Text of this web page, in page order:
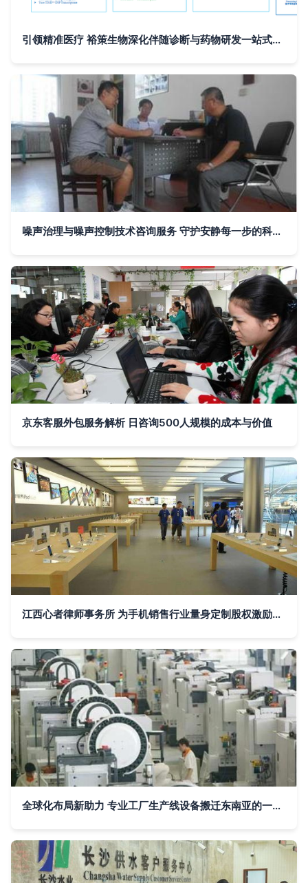
引领精准医疗 裕策生物深化伴随诊断与药物研发一站式信息服务
噪声治理与噪声控制技术咨询服务 守护安静每一步的科学方法
京东客服外包服务解析 日咨询500人规模的成本与价值
江西心者律师事务所 为手机销售行业量身定制股权激励与合伙人制度咨询服务
全球化布局新助力 专业工厂生产线设备搬迁东南亚的一站式物流与信息咨询服务